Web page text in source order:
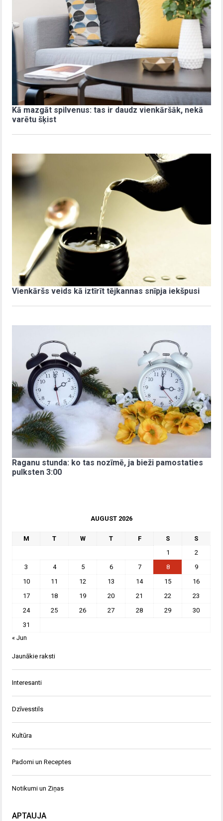
Kā mazgāt spilvenus: tas ir daudz vienkāršāk, nekā
varētu šķist
Vienkāršs veids kā iztīrīt tējkannas snīpja iekšpusi
Raganu stunda: ko tas nozīmē, ja bieži pamostaties
pulksten 3:00
AUGUST 2026
M T W T F S
S
1
2
3
4 5 6 7 8
9
10
11 12 13 14 15
16
17
18 19 20 21 22
23
24
25 26 27 28 29
30
31
« Jun
Jaunākie raksti
Interesanti
Dzīvesstils
Kultūra
Padomi un Receptes
Notikumi un Ziņas
APTAUJA